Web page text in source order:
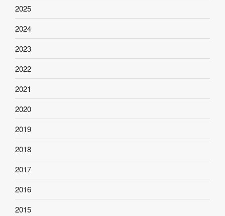
2025
2024
2023
2022
2021
2020
2019
2018
2017
2016
2015